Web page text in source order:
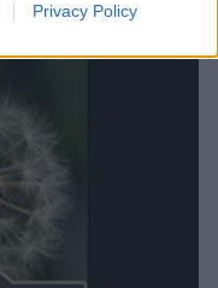
Privacy Policy